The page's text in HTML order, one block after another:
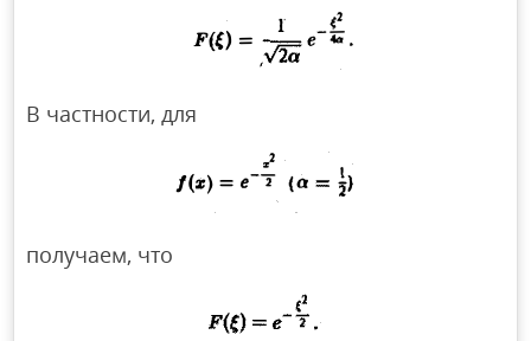
В частности, для
получаем, что